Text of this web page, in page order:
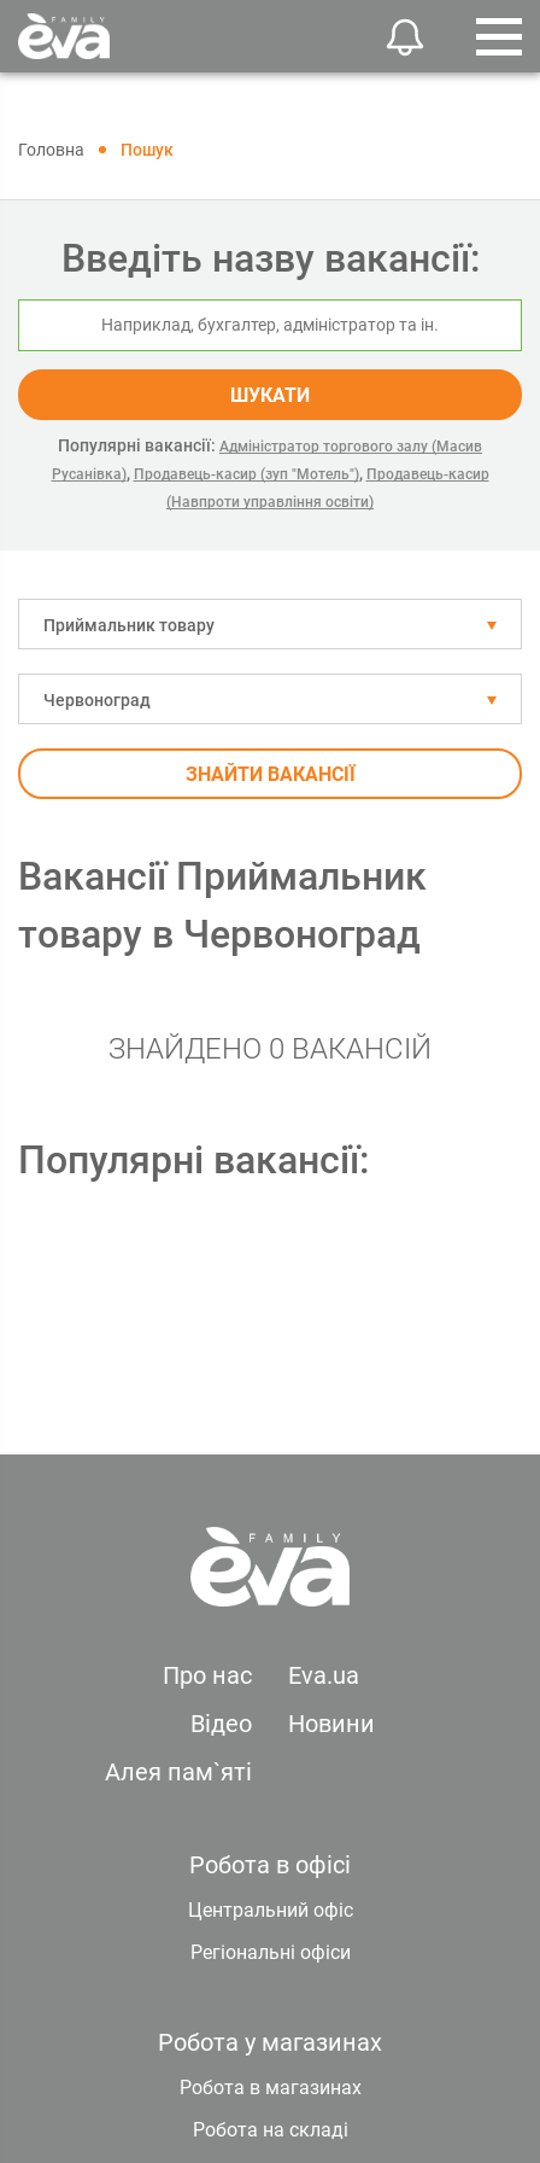
Головна Пошук
Введіть назву вакансії:
ШУКАТИ
Популярні вакансії: Адміністратор торгового залу (Масив
Русанівка), Продавець-касир (зуп "Мотель"), Продавець-касир
(Навпроти управління освіти)
Приймальник товару
Червоноград
ЗНАЙТИ ВАКАНСІЇ
Вакансії Приймальник
товару в Червоноград
ЗНАЙДЕНО 0 ВАКАНСІЙ
Популярні вакансії:
Про нас
Eva.ua
Відео
Новини
Алея пам`яті
Робота в офісі
Центральний офіс
Регіональні офіси
Робота у магазинах
Робота в магазинах
Робота на складі